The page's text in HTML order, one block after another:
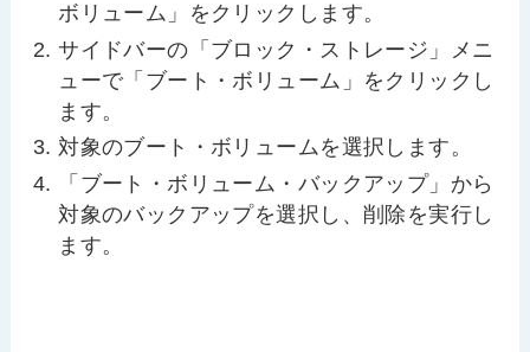
ボリューム」をクリックします。
サイドバーの「ブロック・ストレージ」メニ
ューで「ブート・ボリューム」をクリックし
ます。
対象のブート・ボリュームを選択します。
「ブート・ボリューム・バックアップ」から
対象のバックアップを選択し、削除を実行し
ます。